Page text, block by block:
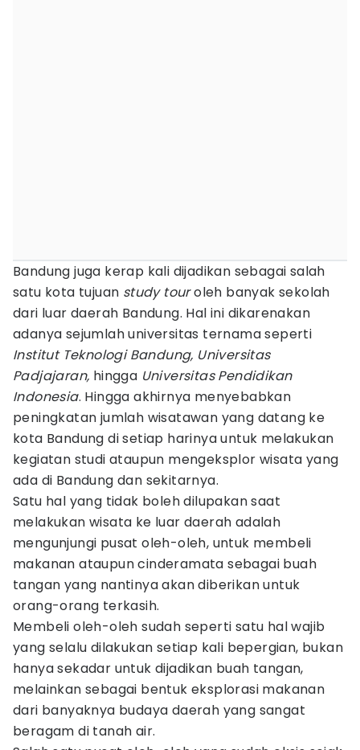
Bandung juga kerap kali dijadikan sebagai salah
satu kota tujuan study touroleh banyak sekolah
dari luar daerah Bandung. Hal ini dikarenakan
adanya sejumlah universitas ternama seperti
Institut Teknologi Bandung, Universitas
Padjajaran, hingga Universitas Pendidikan
Indonesia. Hingga akhirnya menyebabkan
peningkatan jumlah wisatawan yang datang ke
kota Bandung di setiap harinya untuk melakukan
kegiatan studi ataupun mengeksplor wisata yang
ada di Bandung dan sekitarnya.
Satu hal yang tidak boleh dilupakan saat
melakukan wisata ke luar daerah adalah
mengunjungi pusat oleh-oleh, untuk membeli
makanan ataupun cinderamata sebagai buah
tangan yang nantinya akan diberikan untuk
orang-orang terkasih.
Membeli oleh-oleh sudah seperti satu hal wajib
yang selalu dilakukan setiap kali bepergian, bukan
hanya sekadar untuk dijadikan buah tangan,
melainkan sebagai bentuk eksplorasi makanan
dari banyaknya budaya daerah yang sangat
beragam di tanah air.